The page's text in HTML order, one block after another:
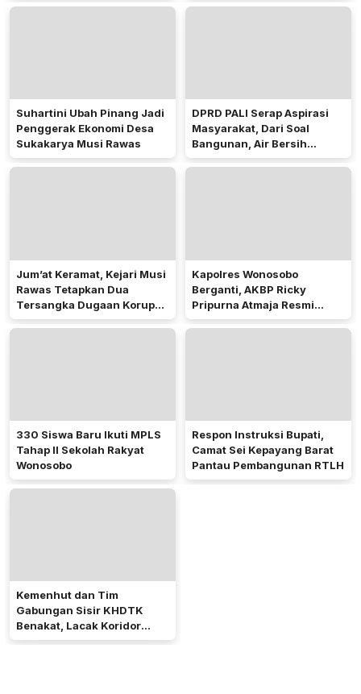
Suhartini Ubah Pinang Jadi
Penggerak Ekonomi Desa
Sukakarya Musi Rawas
DPRD PALI Serap Aspirasi
Masyarakat, Dari Soal
Bangunan, Air Bersih
Hingga Pergub Seismik
Jum’at Keramat, Kejari Musi
Rawas Tetapkan Dua
Tersangka Dugaan Korupsi
Dana PSR
Kapolres Wonosobo
Berganti, AKBP Ricky
Pripurna Atmaja Resmi
Menjabat
330 Siswa Baru Ikuti MPLS
Tahap II Sekolah Rakyat
Wonosobo
Respon Instruksi Bupati,
Camat Sei Kepayang Barat
Pantau Pembangunan RTLH
Kemenhut dan Tim
Gabungan Sisir KHDTK
Benakat, Lacak Koridor
Gajah Sumatera